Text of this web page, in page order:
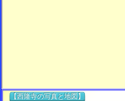
【西隆寺の写真と地図】